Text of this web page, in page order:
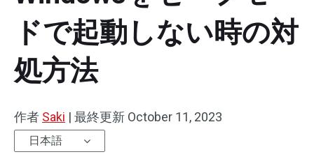
ドで起動しない時の対
処方法
作者 Saki | 最終更新 October 11, 2023
日本語